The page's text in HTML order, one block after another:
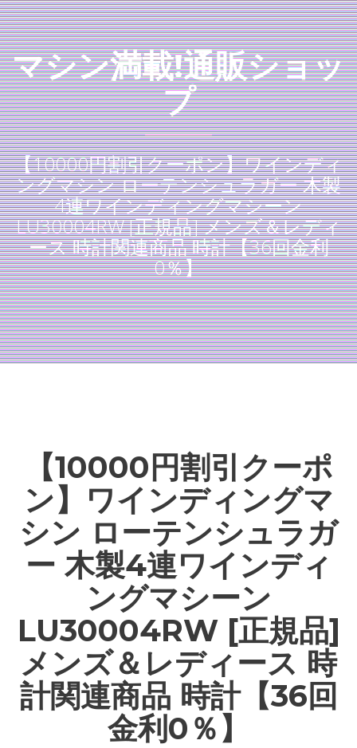
マシン満載!通販ショッ
プ
【10000円割引クーポン】ワインディ
ングマシン ローテンシュラガー 木製
4連ワインディングマシーン
LU30004RW [正規品] メンズ＆レディ
ース 時計関連商品 時計【36回金利
0％】
【10000円割引クーポ
ン】ワインディングマ
シン ローテンシュラガ
ー 木製4連ワインディ
ングマシーン
LU30004RW [正規品]
メンズ＆レディース 時
計関連商品 時計【36回
金利0％】